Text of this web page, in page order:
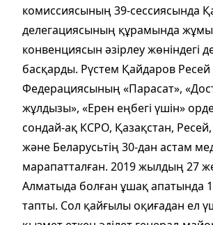
комиссиясының 39-сессиясында
делегациясының құрамында
конвенциясын әзірлеу жөніндегі
басқарды. Рүстем Қайдаров Ресей
Федерациясының «Парасат»,
жұлдызы», «Ерен еңбегі үшін»
сондай-ақ КСРО, Қазақстан,
және Беларусьтің 30-дан астам
марапатталған. 2019 жылдың 27
Алматыда болған ұшақ апатында
тапты. Сол қайғылы оқиғадан ел